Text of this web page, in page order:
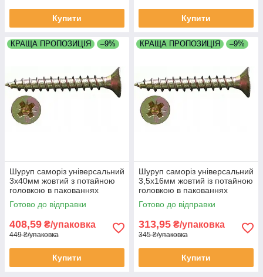
Купити Купити
КРАЩА ПРОПОЗИЦІЯ –9%
Шуруп саморіз універсальний
3х40мм жовтий з потайною
головкою в пакованнях
UC3040 паковання 1000 штук
Готово до відправки
408,59 ₴/упаковка
449 ₴/упаковка
Купити
КРАЩА ПРОПОЗИЦІЯ –9%
Шуруп саморіз універсальний
3,5х16мм жовтий із потайною
головкою в пакованнях
UC3516 паковання 1000 штук
Готово до відправки
313,95 ₴/упаковка
345 ₴/упаковка
Купити